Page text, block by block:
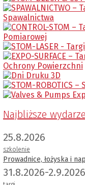
Najbliższe
25.8.2026
szkolenie
Prowadnice, łożyska i
31.8.2026-2.9.2026